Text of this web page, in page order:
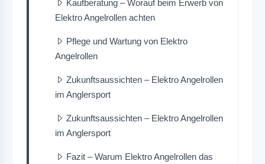
Kaufberatung – Worauf beim Erwerb von
Elektro Angelrollen achten
Pflege und Wartung von Elektro
Angelrollen
Zukunftsaussichten – Elektro Angelrollen
im Anglersport
Zukunftsaussichten – Elektro Angelrollen
im Anglersport
Fazit – Warum Elektro Angelrollen das